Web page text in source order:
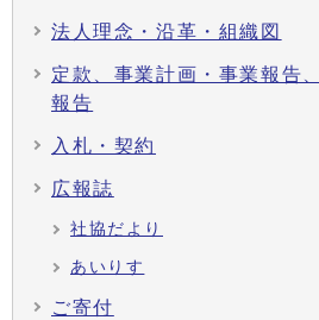
法人理念・沿革・組織図
定款、事業計画・事業報告
報告
入札・契約
広報誌
社協だより
あいりす
ご寄付